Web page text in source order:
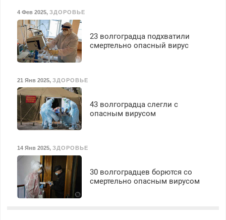
4 Фев 2025, ЗДОРОВЬЕ
23 волгоградца подхватили
смертельно опасный вирус
21 Янв 2025, ЗДОРОВЬЕ
43 волгоградца слегли с
опасным вирусом
14 Янв 2025, ЗДОРОВЬЕ
30 волгоградцев борются со
смертельно опасным вирусом